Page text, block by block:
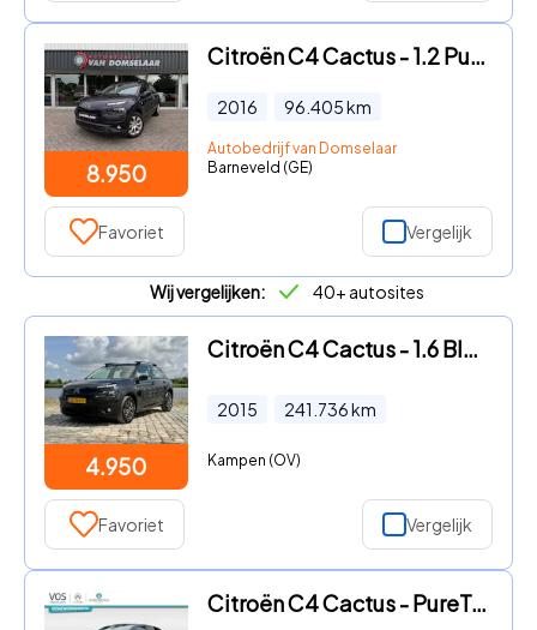
8.950
Citroën C4 Cactus - 1.2 PureTech Business Automaat Trekhaak Cruise Control Park.
2016 96.405km
Autobedrijf van Domselaar
Barneveld (GE)
Favoriet Vergelijk
Wij vergelijken: 40+ autosites
4.950
Citroën C4 Cactus - 1.6 BlueHDi Business|Camera|D-Riem Vervangen
2015 241.736km
Kampen (OV)
Favoriet Vergelijk
Citroën C4 Cactus - PureTech 110 EAT6 Shine Automaat | Panoramadak | Navigatie |